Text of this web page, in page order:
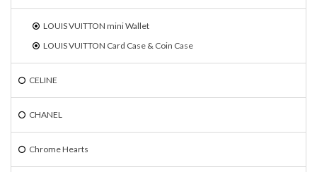
LOUIS VUITTON mini Wallet
LOUIS VUITTON Card Case & Coin Case
CELINE
CHANEL
Chrome Hearts